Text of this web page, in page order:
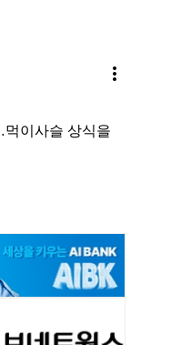
more_vert
이사슬 상식을